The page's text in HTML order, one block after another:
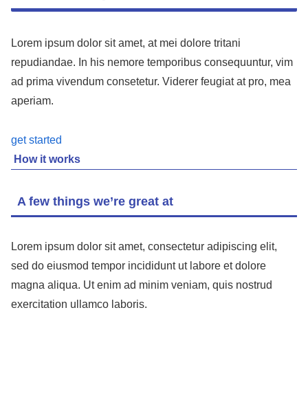
Lorem ipsum dolor sit amet, at mei dolore tritani
repudiandae. In his nemore temporibus consequuntur, vim
ad prima vivendum consetetur. Viderer feugiat at pro, mea
aperiam.
get started
How it works
A few things we’re great at
Lorem ipsum dolor sit amet, consectetur adipiscing elit,
sed do eiusmod tempor incididunt ut labore et dolore
magna aliqua. Ut enim ad minim veniam, quis nostrud
exercitation ullamco laboris.